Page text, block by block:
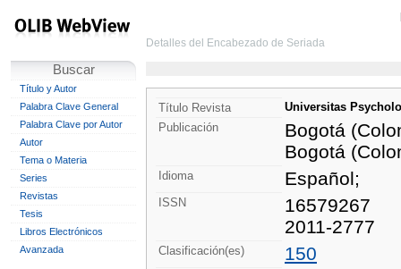
Buscar
Título y Autor
Palabra Clave General
Palabra Clave por Autor
Autor
Tema o Materia
Series
Revistas
Tesis
Libros Electrónicos
Avanzada
Detalles del Encabezado de Seriada
Título Revista
Universitas
Publicación
Bogotá
Bogotá
Idioma Español;
ISSN
16579267
2011-2777
Clasificación(es) 150